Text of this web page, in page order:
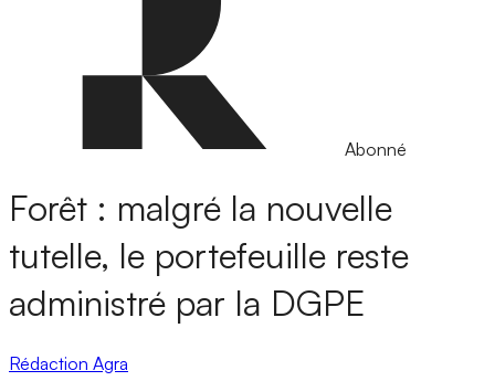
Abonné
Forêt : malgré la nouvelle
tutelle, le portefeuille reste
administré par la DGPE
Rédaction Agra